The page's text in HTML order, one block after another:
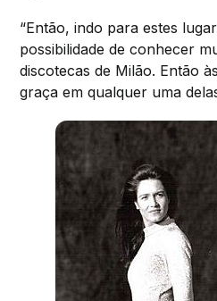
“Então, indo para estes
possibilidade de conhecer
discotecas de Milão. Então
graça em qualquer uma